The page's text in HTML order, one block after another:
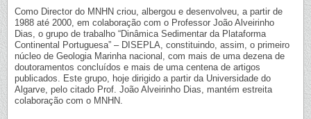
Como Director do MNHN criou, albergou e desenvolveu, a partir de
1988 até 2000, em colaboração com o Professor João Alveirinho
Dias, o grupo de trabalho “Dinâmica Sedimentar da Plataforma
Continental Portuguesa” – DISEPLA, constituindo, assim, o primeiro
núcleo de Geologia Marinha nacional, com mais de uma dezena de
doutoramentos concluídos e mais de uma centena de artigos
publicados. Este grupo, hoje dirigido a partir da Universidade do
Algarve, pelo citado Prof. João Alveirinho Dias, mantém estreita
colaboração com o MNHN.